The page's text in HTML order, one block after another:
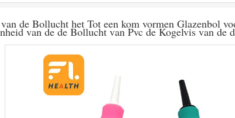
de Bollucht het Tot een kom vormen Glazenbol
van de de Bollucht van Pvc de Kogelvis van de